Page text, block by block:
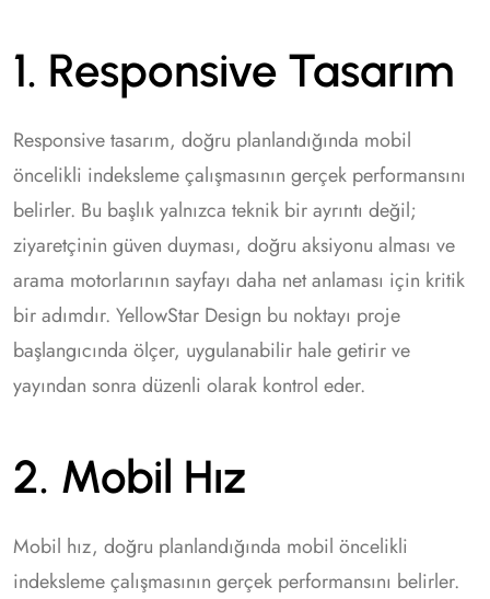
1. Responsive Tasarım
Responsive tasarım, doğru planlandığında mobil
öncelikli indeksleme çalışmasının gerçek performansını
belirler. Bu başlık yalnızca teknik bir ayrıntı değil;
ziyaretçinin güven duyması, doğru aksiyonu alması ve
arama motorlarının sayfayı daha net anlaması için kritik
bir adımdır. YellowStar Design bu noktayı proje
başlangıcında ölçer, uygulanabilir hale getirir ve
yayından sonra düzenli olarak kontrol eder.
2. Mobil Hız
Mobil hız, doğru planlandığında mobil öncelikli
indeksleme çalışmasının gerçek performansını belirler.